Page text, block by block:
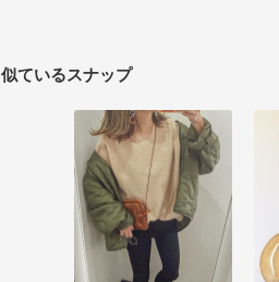
似ているスナップ